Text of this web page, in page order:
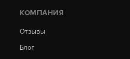
КОМПАНИЯ
Отзывы
Блог